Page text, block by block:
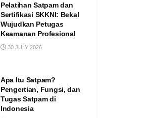
Pelatihan Satpam dan
Sertifikasi SKKNI: Bekal
Wujudkan Petugas
Keamanan Profesional
30 JULY 2026
Apa Itu Satpam?
Pengertian, Fungsi, dan
Tugas Satpam di
Indonesia